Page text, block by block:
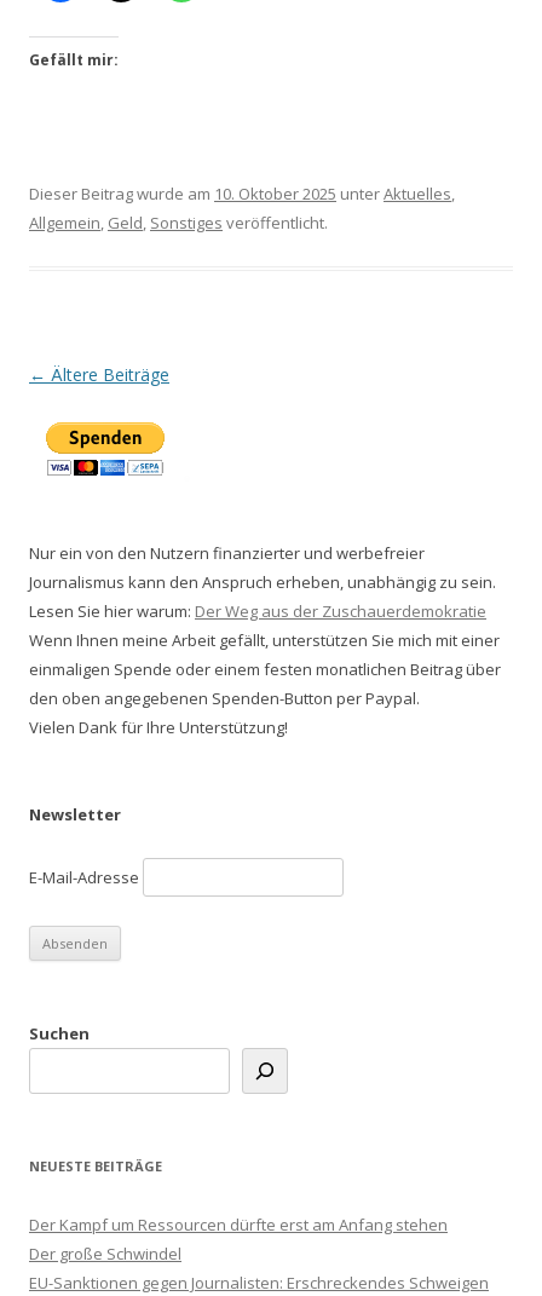
Gefällt mir:
Dieser Beitrag wurde am 10. Oktober 2025 unterAktuelles,
Allgemein, Geld, Sonstiges veröffentlicht.
Beitrags-
← Ältere Beiträge
Nur ein von den Nutzern finanzierter und werbefreier
Journalismus kann den Anspruch erheben, unabhängig zu sein.
Lesen Sie hier warum: Der Weg aus der Zuschauerdemokratie
Wenn Ihnen meine Arbeit gefällt, unterstützen Sie mich mit einer
einmaligen Spende oder einem festen monatlichen Beitrag über
den oben angegebenen Spenden-Button per Paypal.
Vielen Dank für Ihre Unterstützung!
Newsletter
E-Mail-Adresse
Suchen
NEUESTE BEITRÄGE
Der Kampf um Ressourcen dürfte erst am Anfang stehen
Der große Schwindel
EU-Sanktionen gegen Journalisten: Erschreckendes Schweigen